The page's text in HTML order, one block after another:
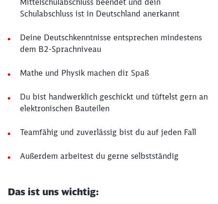
Mittelschulabschluss beendet und dein
Schulabschluss ist in Deutschland anerkannt
Deine Deutschkenntnisse entsprechen mindestens
dem B2-Sprachniveau
Mathe und Physik machen dir Spaß
Du bist handwerklich geschickt und tüftelst gern an
elektronischen Bauteilen
Teamfähig und zuverlässig bist du auf jeden Fall
Außerdem arbeitest du gerne selbstständig
Das ist uns wichtig: